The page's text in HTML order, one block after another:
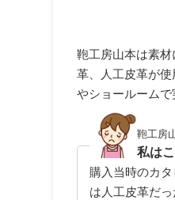
鞄工房山本は素
革、人工皮革が
やショールーム
鞄工房
私は
購入当時のカ
は人工皮革だ